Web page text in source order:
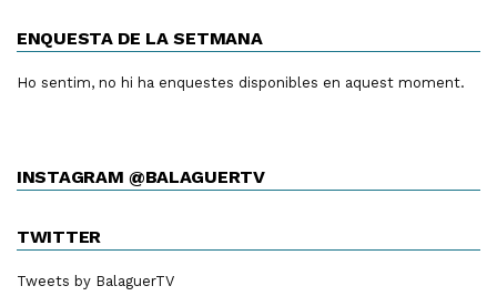
ENQUESTA DE LA SETMANA
Ho sentim, no hi ha enquestes disponibles en aquest moment.
INSTAGRAM @BALAGUERTV
TWITTER
Tweets by BalaguerTV